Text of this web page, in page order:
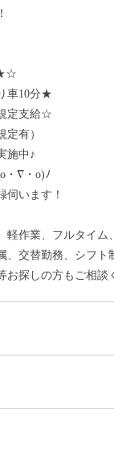
車10分★
定支給☆
定有）
施中♪
・∇・o)ﾉ
伺います！
軽作業、フルタイム
交替勤務、シフト
お探しの方もご相